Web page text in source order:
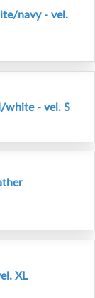
navy - vel.
white - vel. S
XL